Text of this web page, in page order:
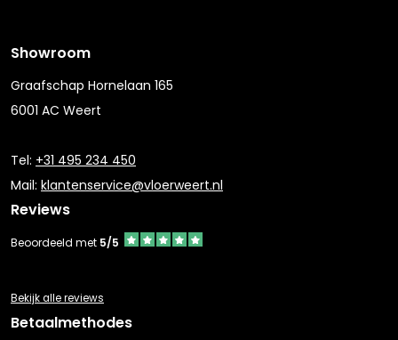
Showroom
Graafschap Hornelaan 165
6001 AC Weert
Tel: +31 495 234 450
Mail: klantenservice@vloerweert.nl
Reviews
Beoordeeld met 5/5
Bekijk alle reviews
Betaalmethodes